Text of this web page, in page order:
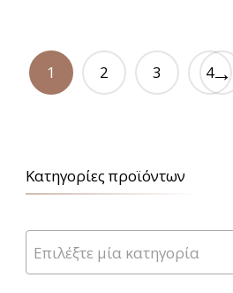
1 2 3 4→
Κατηγορίες προϊόντων
Επιλέξτε μία κατηγορία